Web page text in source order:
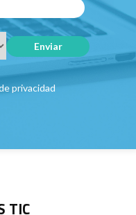
privacidad
TIC